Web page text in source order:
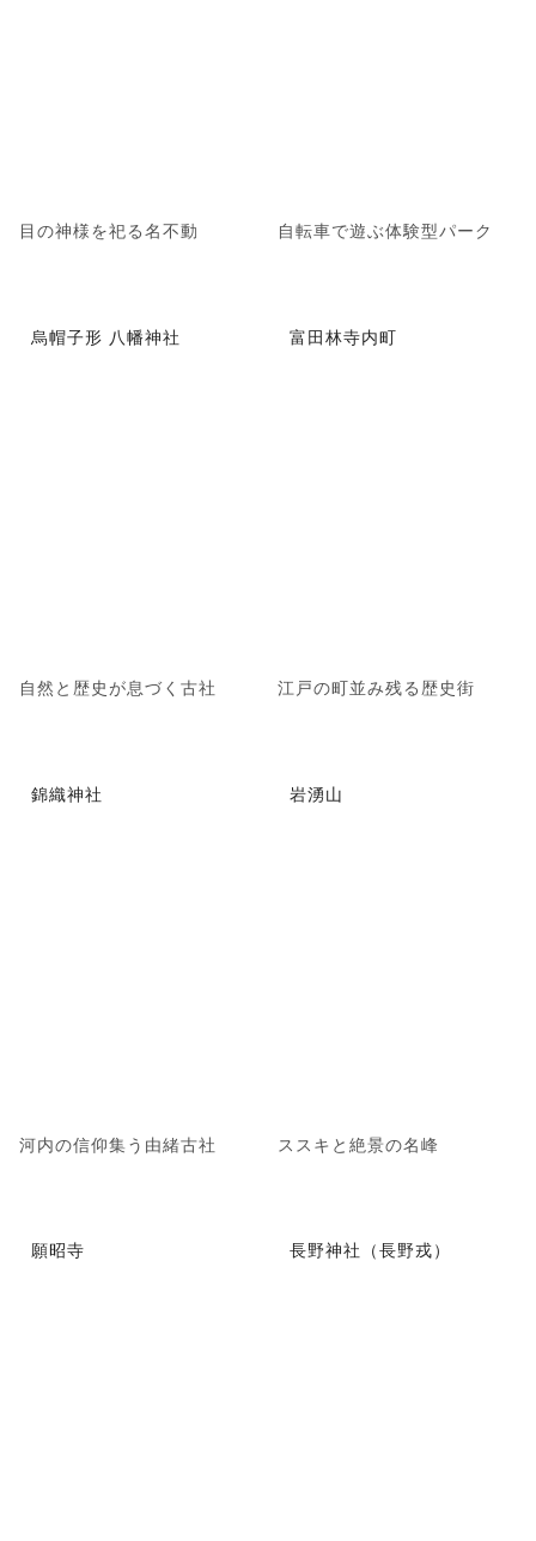
目の神様を祀る名不動 自転車で遊ぶ体験型パーク
烏帽子形 八幡神社
自然と歴史が息づく古社
富田林寺内町
江戸の町並み残る歴史街
錦織神社
河内の信仰集う由緒古社
岩湧山
ススキと絶景の名峰
願昭寺 長野神社（長野戎）